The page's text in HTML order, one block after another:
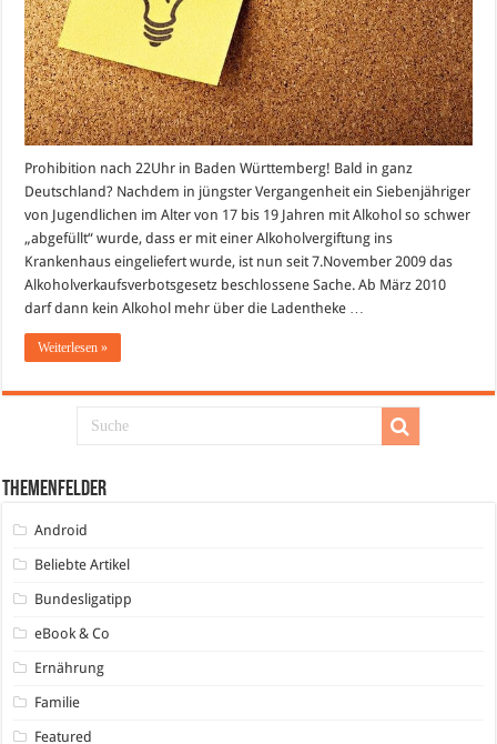
Prohibition nach 22Uhr in Baden Württemberg! Bald in ganz
Deutschland? Nachdem in jüngster Vergangenheit ein Siebenjähriger
von Jugendlichen im Alter von 17 bis 19 Jahren mit Alkohol so schwer
„abgefüllt“ wurde, dass er mit einer Alkoholvergiftung ins
Krankenhaus eingeliefert wurde, ist nun seit 7.November 2009 das
Alkoholverkaufsverbotsgesetz beschlossene Sache. Ab März 2010
darf dann kein Alkohol mehr über die Ladentheke …
Weiterlesen »
Themenfelder
Android
Beliebte Artikel
Bundesligatipp
eBook & Co
Ernährung
Familie
Featured